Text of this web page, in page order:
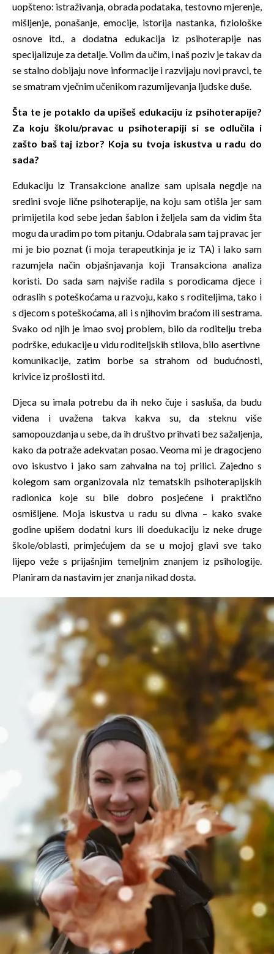
uopšteno: istraživanja, obrada podataka, testovno mjerenje,
mišljenje, ponašanje, emocije, istorija nastanka, fiziološke
osnove itd., a dodatna edukacija iz psihoterapije nas
specijalizuje za detalje. Volim da učim, i naš poziv je takav da
se stalno dobijaju nove informacije i razvijaju novi pravci, te
se smatram vječnim učenikom razumijevanja ljudske duše.
Šta te je potaklo da upišeš edukaciju iz psihoterapije?
Za koju školu/pravac u psihoterapiji si se odlučila i
zašto baš taj izbor? Koja su tvoja iskustva u radu do
sada?
Edukaciju iz Transakcione analize sam upisala negdje na
sredini svoje lične psihoterapije, na koju sam otišla jer sam
primijetila kod sebe jedan šablon i željela sam da vidim šta
mogu da uradim po tom pitanju. Odabrala sam taj pravac jer
mi je bio poznat (i moja terapeutkinja je iz TA) i lako sam
razumjela način objašnjavanja koji Transakciona analiza
koristi. Do sada sam najviše radila s porodicama djece i
odraslih s poteškoćama u razvoju, kako s roditeljima, tako i
s djecom s poteškoćama, ali i s njihovim braćom ili sestrama.
Svako od njih je imao svoj problem, bilo da roditelju treba
podrške, edukacije u vidu roditeljskih stilova, bilo asertivne
komunikacije, zatim borbe sa strahom od budućnosti,
krivice iz prošlosti itd.
Djeca su imala potrebu da ih neko čuje i sasluša, da budu
viđena i uvažena takva kakva su, da steknu više
samopouzdanja u sebe, da ih društvo prihvati bez sažaljenja,
kako da potraže adekvatan posao. Veoma mi je dragocjeno
ovo iskustvo i jako sam zahvalna na toj prilici. Zajedno s
kolegom sam organizovala niz tematskih psihoterapijskih
radionica koje su bile dobro posjećene i praktično
osmišljene. Moja iskustva u radu su divna – kako svake
godine upišem dodatni kurs ili doedukaciju iz neke druge
škole/oblasti, primjećujem da se u mojoj glavi sve tako
lijepo veže s prijašnjim temeljnim znanjem iz psihologije.
Planiram da nastavim jer znanja nikad dosta.